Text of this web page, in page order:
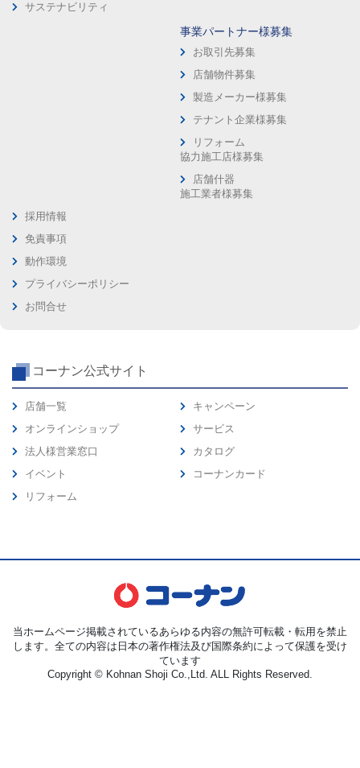
サステナビリティ
事業パートナー様募集
お取引先募集
店舗物件募集
製造メーカー様募集
テナント企業様募集
リフォーム
協力施工店様募集
店舗什器
施工業者様募集
採用情報
免責事項
動作環境
プライバシーポリシー
お問合せ
コーナン公式サイト
店舗一覧
オンラインショップ
法人様営業窓口
イベント
リフォーム
キャンペーン
サービス
カタログ
コーナンカード
当ホームページ掲載されているあらゆる内容の無許可転載・転用を禁止
します。全ての内容は日本の著作権法及び国際条約によって保護を受け
ています
Copyright © Kohnan Shoji Co.,Ltd. ALL Rights Reserved.